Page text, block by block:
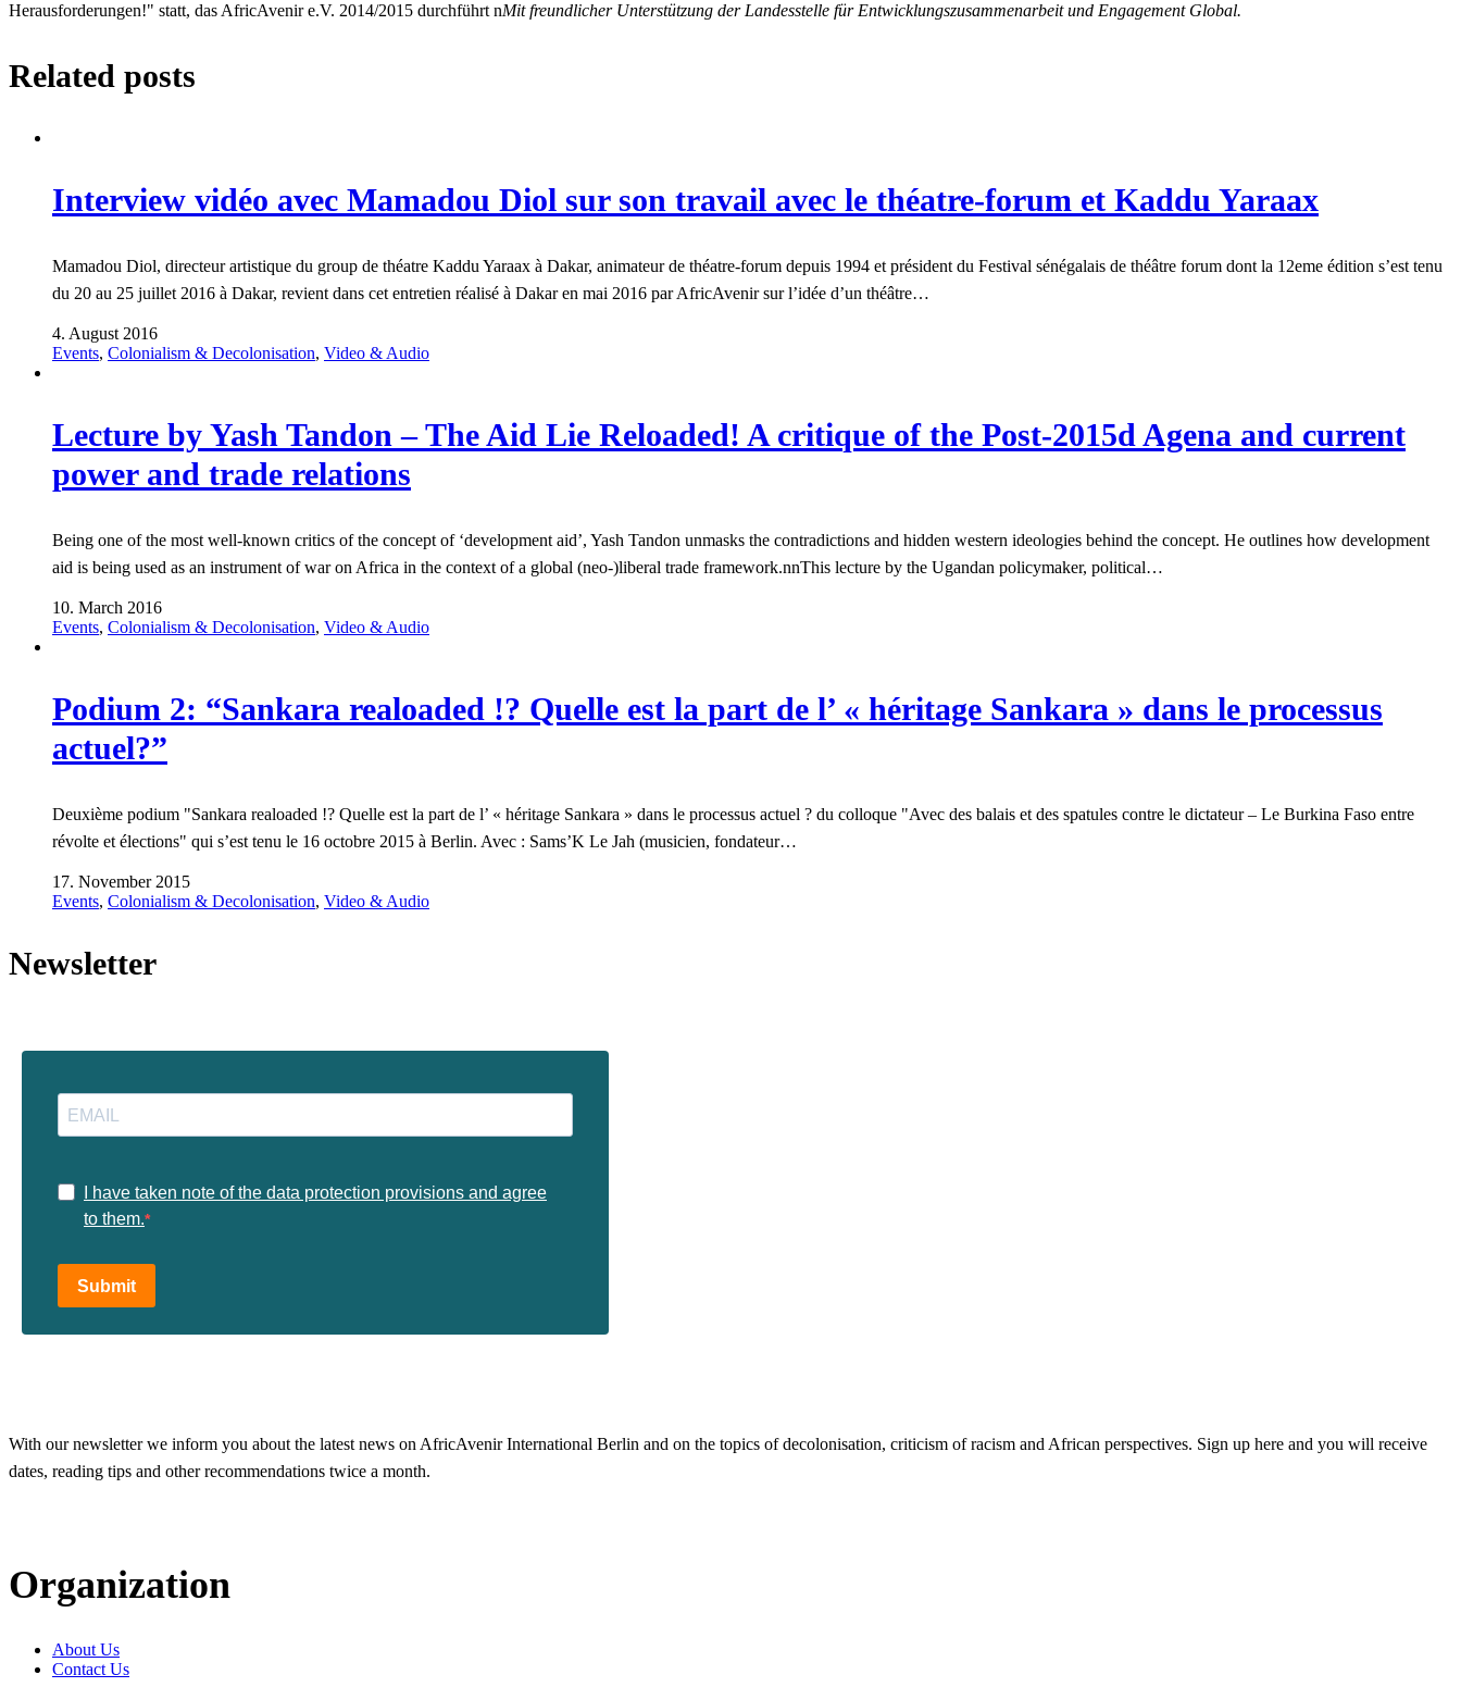
Herausforderungen!" statt, das AfricAvenir e.V. 2014/2015 durchführt nMit freundlicher Unterstützung der Landesstelle für Entwicklungszusammenarbeit und Engagement Global.
Related posts
Interview vidéo avec Mamadou Diol sur son travail avec le théatre-forum et Kaddu Yaraax
Mamadou Diol, directeur artistique du group de théatre Kaddu Yaraax à Dakar, animateur de théatre-forum depuis 1994 et président du Festival sénégalais de théâtre forum dont la 12eme édition s’est tenu
du 20 au 25 juillet 2016 à Dakar, revient dans cet entretien réalisé à Dakar en mai 2016 par AfricAvenir sur l’idée d’un théâtre…
4. August 2016
Events, Colonialism & Decolonisation, Video & Audio
Lecture by Yash Tandon – The Aid Lie Reloaded! A critique of the Post-2015d Agena and current
power and trade relations
Being one of the most well-known critics of the concept of ‘development aid’, Yash Tandon unmasks the contradictions and hidden western ideologies behind the concept. He outlines how development
aid is being used as an instrument of war on Africa in the context of a global (neo-)liberal trade framework.nnThis lecture by the Ugandan policymaker, political…
10. March 2016
Events, Colonialism & Decolonisation, Video & Audio
Podium 2: “Sankara realoaded !? Quelle est la part de l’ « héritage Sankara » dans le processus
actuel?”
Deuxième podium "Sankara realoaded !? Quelle est la part de l’ « héritage Sankara » dans le processus actuel ? du colloque "Avec des balais et des spatules contre le dictateur – Le Burkina Faso entre
révolte et élections" qui s’est tenu le 16 octobre 2015 à Berlin. Avec : Sams’K Le Jah (musicien, fondateur…
17. November 2015
Events, Colonialism & Decolonisation, Video & Audio
Newsletter
I have taken note of the data protection provisions and agree
to them.
Submit
With our newsletter we inform you about the latest news on AfricAvenir International Berlin and on the topics of decolonisation, criticism of racism and African perspectives. Sign up here and you will receive
dates, reading tips and other recommendations twice a month.
Organization
About Us
Contact Us